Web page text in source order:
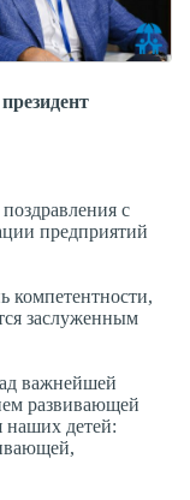
с
предприятий
компетентности,
заслуженным
важнейшей
развивающей
наших детей: